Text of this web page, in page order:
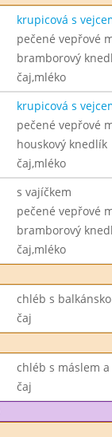
krupicová s
pečené vepřové
bramborový
čaj,mléko
krupicová s
pečené vepřové
houskový knedlík
čaj,mléko
s vajíčkem
pečené vepřové
bramborový
čaj,mléko
chléb s
čaj
chléb s máslem
čaj